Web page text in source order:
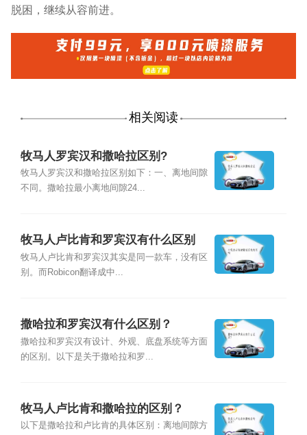
脱困，继续从容前进。
相关阅读
牧马人罗宾汉和撒哈拉区别?
牧马人罗宾汉和撒哈拉区别如下：一、离地间隙
不同。撒哈拉最小离地间隙24...
牧马人卢比肯和罗宾汉有什么区别
牧马人卢比肯和罗宾汉其实是同一款车，没有区
别。而Robicon翻译成中...
撒哈拉和罗宾汉有什么区别？
撒哈拉和罗宾汉有设计、外观、底盘系统等方面
的区别。以下是关于撒哈拉和罗...
牧马人卢比肯和撒哈拉的区别？
以下是撒哈拉和卢比肯的具体区别：离地间隙方